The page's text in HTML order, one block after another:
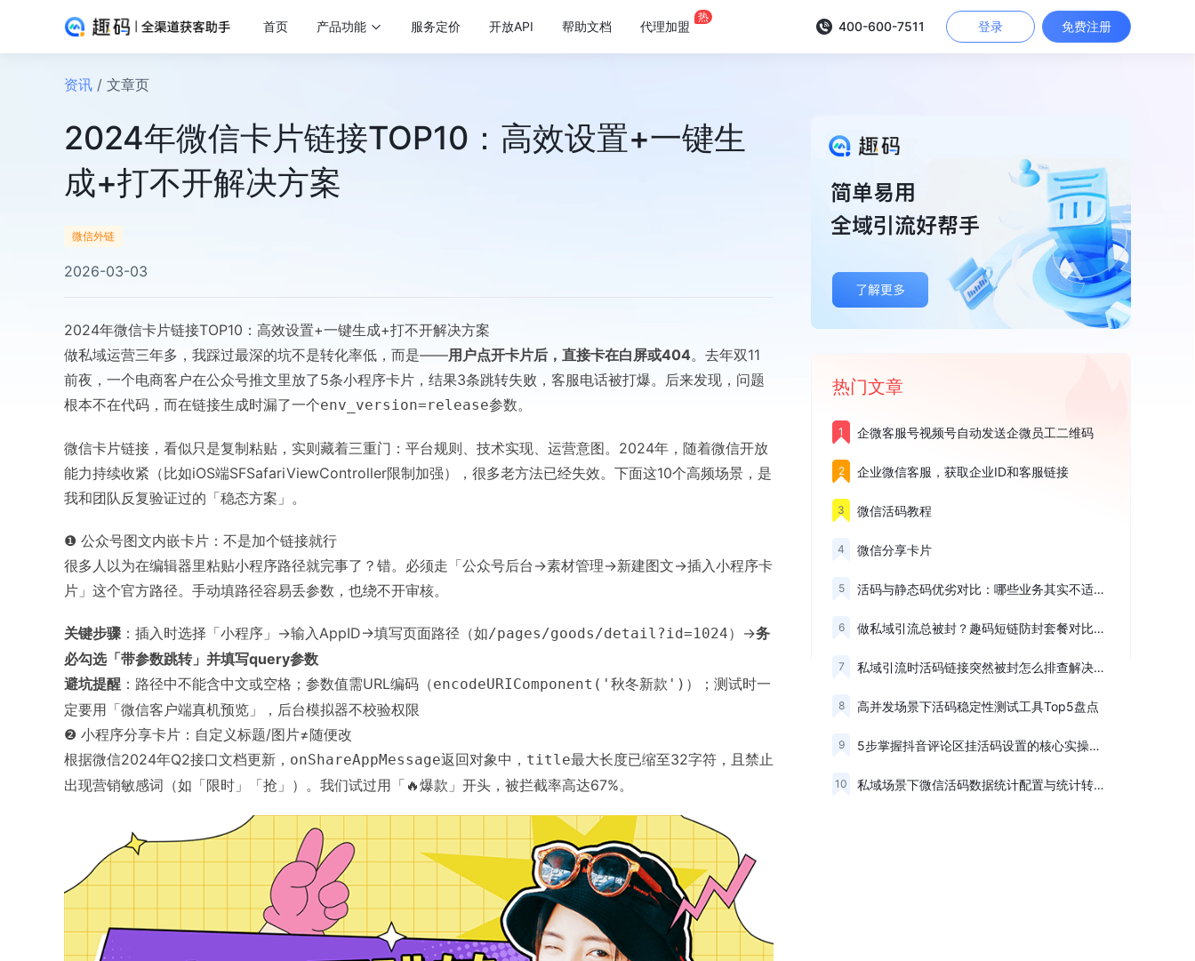
首页 产品功能 服务定价 开放API 帮助文档 代理加盟
热
400-600-7511 登录 免费注册
资讯 / 文章页
2024年微信卡片链接TOP10：高效设置+一键生
成+打不开解决方案
微信外链
2026-03-03
2024年微信卡片链接TOP10：高效设置+一键生成+打不开解决方案
做私域运营三年多，我踩过最深的坑不是转化率低，而是——用户点开卡片后，直接卡在白屏或404。去年双11
前夜，一个电商客户在公众号推文里放了5条小程序卡片，结果3条跳转失败，客服电话被打爆。后来发现，问题
根本不在代码，而在链接生成时漏了一个env_version=release参数。
微信卡片链接，看似只是复制粘贴，实则藏着三重门：平台规则、技术实现、运营意图。2024年，随着微信开放
能力持续收紧（比如iOS端SFSafariViewController限制加强），很多老方法已经失效。下面这10个高频场景，是
我和团队反复验证过的「稳态方案」。
❶ 公众号图文内嵌卡片：不是加个链接就行
很多人以为在编辑器里粘贴小程序路径就完事了？错。必须走「公众号后台→素材管理→新建图文→插入小程序卡
片」这个官方路径。手动填路径容易丢参数，也绕不开审核。
关键步骤：插入时选择「小程序」→输入AppID→填写页面路径（如/pages/goods/detail?id=1024）→务
必勾选「带参数跳转」并填写query参数
避坑提醒 ：路径中不能含中文或空格；参数值需URL编码（encodeURIComponent('秋冬新款') ）；测试时一
定要用「微信客户端真机预览」，后台模拟器不校验权限
❷ 小程序分享卡片：自定义标题/图片≠随便改
根据微信2024年Q2接口文档更新， onShareAppMessage返回对象中， title最大长度已缩至32字符，且禁止
出现营销敏感词（如「限时」「抢」）。我们试过用「🔥爆款」开头，被拦截率高达67%。
热门文章
1 企微客服号视频号自动发送企微员工二维码
2 企业微信客服，获取企业ID和客服链接
3 微信活码教程
4 微信分享卡片
5 活码与静态码优劣对比：哪些业务其实不适合用活码工具？
6 做私域引流总被封？趣码短链防封套餐对比与选择思路
7 私域引流时活码链接突然被封怎么排查解决？三大失效场景解析
8 高并发场景下活码稳定性测试工具Top5盘点
9 5步掌握抖音评论区挂活码设置的核心实操步骤
10 私域场景下微信活码数据统计配置与统计转化数据的实操方法